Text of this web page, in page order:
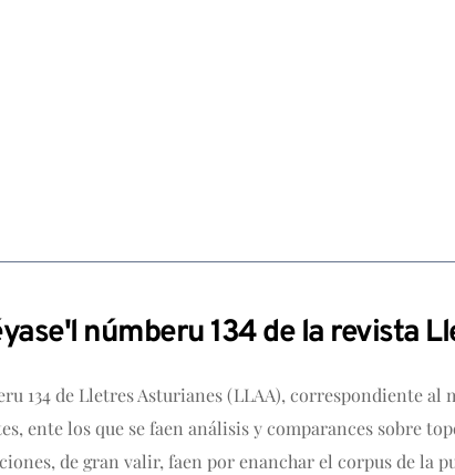
númberu 134 de la revista
134 de Lletres Asturianes (LLAA), correspondiente
ente los que se faen análisis y comparances sobre
de gran valir, faen por enanchar el corpus de la